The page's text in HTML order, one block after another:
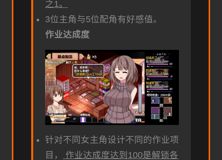
之1。
3位主角与5位配角有好感值。
作业达成度
针对不同女主角设计不同的作业项
目，
作业达成度达到100是解锁各